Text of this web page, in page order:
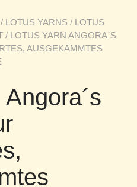
/ LOTUS YARNS / LOTUS
/ LOTUS YARN ANGORA´S
AUSGEKÄMMTES